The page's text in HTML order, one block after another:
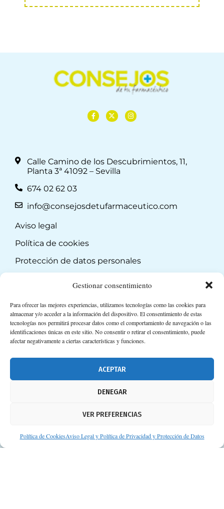
Gestionar consentimiento
Para ofrecer las mejores experiencias, utilizamos tecnologías como las cookies para
almacenar y/o acceder a la información del dispositivo. El consentimiento de estas
tecnologías nos permitirá procesar datos como el comportamiento de navegación o las
identificaciones únicas en este sitio. No consentir o retirar el consentimiento, puede
afectar negativamente a ciertas características y funciones.
ACEPTAR
DENEGAR
VER PREFERENCIAS
Política de CookiesAviso Legal y Política de Privacidad y Protección de Datos
Calle Camino de los Descubrimientos, 11,
Planta 3ª 41092 – Sevilla
674 02 62 03
info@consejosdetufarmaceutico.com
Aviso legal
Política de cookies
Protección de datos personales